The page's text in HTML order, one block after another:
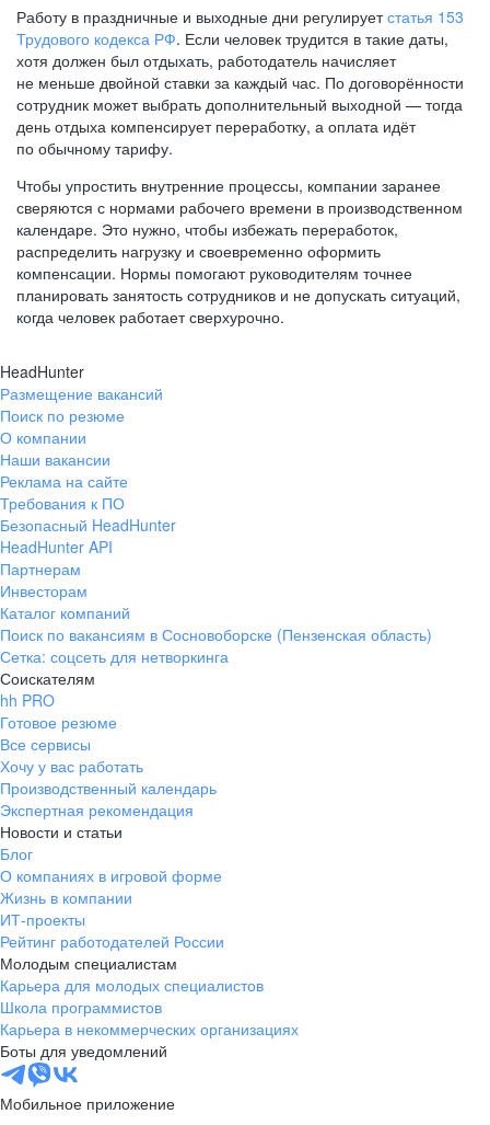
Работу в праздничные и выходные дни регулируетстатья 153
Трудового кодекса РФ. Если человек трудится в такие даты,
хотя должен был отдыхать, работодатель начисляет
не меньше двойной ставки за каждый час. По договорённости
сотрудник может выбрать дополнительный выходной — тогда
день отдыха компенсирует переработку, а оплата идёт
по обычному тарифу.
Чтобы упростить внутренние процессы, компании заранее
сверяются с нормами рабочего времени в производственном
календаре. Это нужно, чтобы избежать переработок,
распределить нагрузку и своевременно оформить
компенсации. Нормы помогают руководителям точнее
планировать занятость сотрудников и не допускать ситуаций,
когда человек работает сверхурочно.
HeadHunter
Размещение вакансий
Поиск по резюме
О компании
Наши вакансии
Реклама на сайте
Требования к ПО
Безопасный HeadHunter
HeadHunter API
Партнерам
Инвесторам
Каталог компаний
Поиск по вакансиям в Сосновоборске (Пензенская область)
Сетка: соцсеть для нетворкинга
Соискателям
hh PRO
Готовое резюме
Все сервисы
Хочу у вас работать
Производственный календарь
Экспертная рекомендация
Новости и статьи
Блог
О компаниях в игровой форме
Жизнь в компании
ИТ-проекты
Рейтинг работодателей России
Молодым специалистам
Карьера для молодых специалистов
Школа программистов
Карьера в некоммерческих организациях
Боты для уведомлений
Мобильное приложение